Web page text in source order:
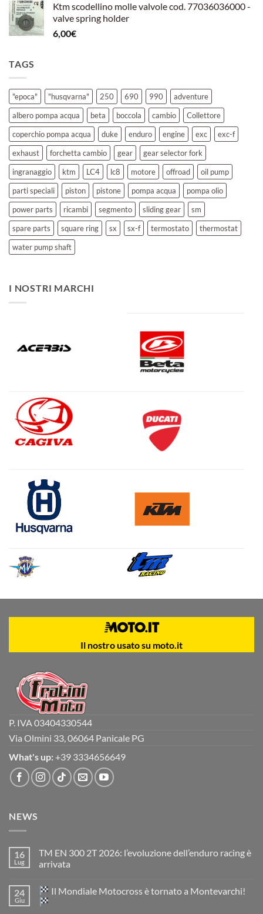
Ktm scodellino molle valvole cod. 77036036000 -
valve spring holder
6,00€
TAGS
"epoca" "husqvarna" 250 690 990
adventure
albero pompa acqua
beta boccola cambio
Collettore
coperchio pompa acqua
duke enduro engine exc
exc-f
exhaust
forchetta cambio gear
gear selector fork
ingranaggio
ktm LC4 lc8 motore offroad
oil pump
parti speciali
piston pistone pompa acqua
pompa olio
power parts
ricambi segmento sliding gear
sm
spare parts
square ring sx sx-f termostato
thermostat
water pump shaft
I NOSTRI MARCHI
Il nostro usato su moto.it
P. IVA 03404330544
Via Olmini 33, 06064 Panicale PG
What's up: +39 3334656649
NEWS
16
Lug
TM EN 300 2T 2026: l’evoluzione dell’enduro racing è
arrivata
su
TM
EN
24
Giu
Il Mondiale Motocross è tornato a Montevarchi!